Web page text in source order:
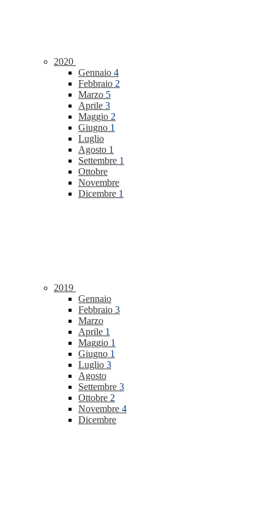
2020
Gennaio 4
Febbraio 2
Marzo 5
Aprile 3
Maggio 2
Giugno 1
Luglio
Agosto 1
Settembre 1
Ottobre
Novembre
Dicembre 1
2019
Gennaio
Febbraio 3
Marzo
Aprile 1
Maggio 1
Giugno 1
Luglio 3
Agosto
Settembre 3
Ottobre 2
Novembre 4
Dicembre